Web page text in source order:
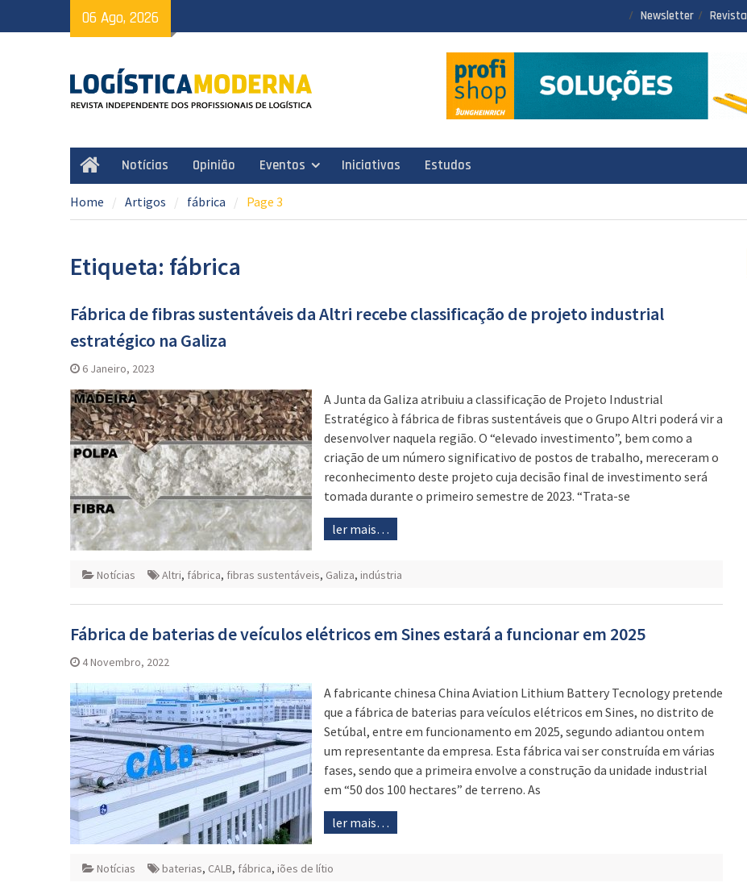
to
06 Ago, 2026 Newsletter Revista
HomeNotícias Opinião Eventos Iniciativas Estudos
Home Artigos fábrica Page 3
Etiqueta: fábrica
Fábrica de fibras sustentáveis da Altri recebe classificação de projeto industrial
estratégico na Galiza
6 Janeiro, 2023
A Junta da Galiza atribuiu a classificação de Projeto Industrial
Estratégico à fábrica de fibras sustentáveis que o Grupo Altri poderá vir a
desenvolver naquela região. O “elevado investimento”, bem como a
criação de um número significativo de postos de trabalho, mereceram o
reconhecimento deste projeto cuja decisão final de investimento será
tomada durante o primeiro semestre de 2023. “Trata-se
ler mais…
Notícias Altri, fábrica, fibras sustentáveis, Galiza, indústria
Fábrica de baterias de veículos elétricos em Sines estará a funcionar em 2025
4 Novembro, 2022
A fabricante chinesa China Aviation Lithium Battery Tecnology pretende
que a fábrica de baterias para veículos elétricos em Sines, no distrito de
Setúbal, entre em funcionamento em 2025, segundo adiantou ontem
um representante da empresa. Esta fábrica vai ser construída em várias
fases, sendo que a primeira envolve a construção da unidade industrial
em “50 dos 100 hectares” de terreno. As
ler mais…
Notícias baterias, CALB, fábrica, iões de lítio